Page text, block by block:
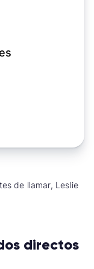
de llamar, Leslie
directos